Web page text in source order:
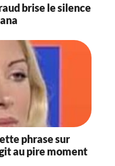
brise le silence
phrase sur
au pire moment